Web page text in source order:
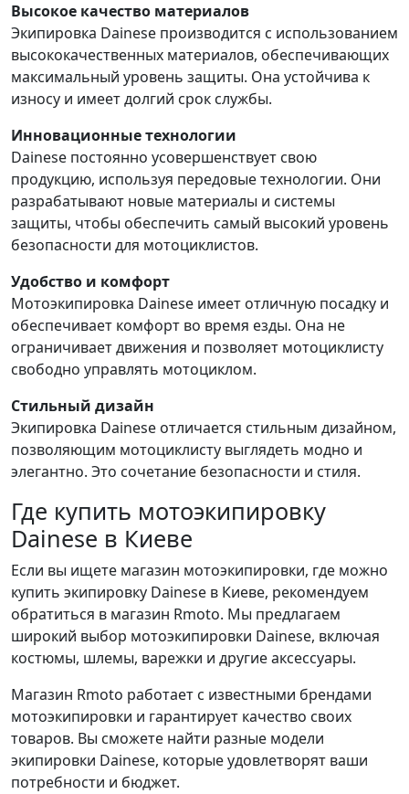
Высокое качество материалов
Экипировка Dainese производится с использованием
высококачественных материалов, обеспечивающих
максимальный уровень защиты. Она устойчива к
износу и имеет долгий срок службы.
Инновационные технологии
Dainese постоянно усовершенствует свою
продукцию, используя передовые технологии. Они
разрабатывают новые материалы и системы
защиты, чтобы обеспечить самый высокий уровень
безопасности для мотоциклистов.
Удобство и комфорт
Мотоэкипировка Dainese имеет отличную посадку и
обеспечивает комфорт во время езды. Она не
ограничивает движения и позволяет мотоциклисту
свободно управлять мотоциклом.
Стильный дизайн
Экипировка Dainese отличается стильным дизайном,
позволяющим мотоциклисту выглядеть модно и
элегантно. Это сочетание безопасности и стиля.
Где купить мотоэкипировку
Dainese в Киеве
Если вы ищете магазин мотоэкипировки, где можно
купить экипировку Dainese в Киеве, рекомендуем
обратиться в магазин Rmoto. Мы предлагаем
широкий выбор мотоэкипировки Dainese, включая
костюмы, шлемы, варежки и другие аксессуары.
Магазин Rmoto работает с известными брендами
мотоэкипировки и гарантирует качество своих
товаров. Вы сможете найти разные модели
экипировки Dainese, которые удовлетворят ваши
потребности и бюджет.